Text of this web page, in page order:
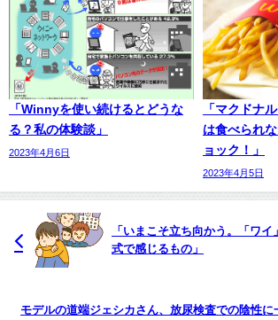
「Winnyを使い続けるとどうな
る？私の体験談」
2023年4月6日
「マクドナ
は食べられ
ョック！」
2023年4月5日
「いまこそ立ち向かう。「ワ
式で感じるもの」
モデルの道端ジェシカさん、放尿検査での陰性に